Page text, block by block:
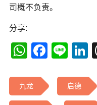
司概不负责。
分享:
九龙 启德